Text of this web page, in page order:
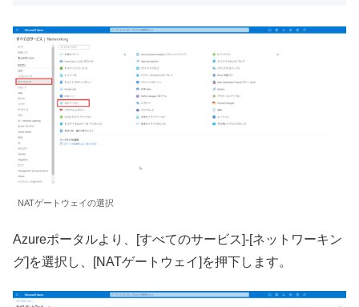
NATゲートウェイの選択
Azureポータルより、[すべてのサービス]-[ネットワーキン
グ]を選択し、[NATゲートウェイ]を押下します。